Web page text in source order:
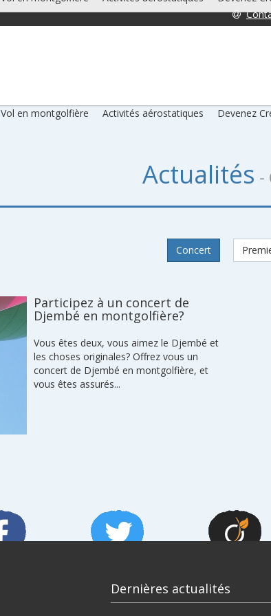
Vol en montgolfière Activités aérostatiques Devenez
Actualités -
Concert
Participez à un concert de
Djembé en montgolfière?
Vous êtes deux, vous aimez le Djembé et
les choses originales? Offrez vous un
concert de Djembé en montgolfière, et
vous êtes assurés...
Dernières actualités